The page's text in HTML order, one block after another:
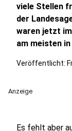
viele Stellen
der
waren jetzt
am meisten
Veröffentlicht:
Anzeige
Es fehlt aber